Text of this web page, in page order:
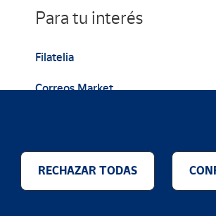
Para tu interés
Filatelia
Correos Market
RECHAZAR TODAS